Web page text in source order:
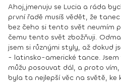
Ahoj,jmenuju se Lucia a ráda
první řadě musíš vědět, že
bez čeho si tento svět neumím
čemu tento svět zbožňuji.
jsem si různými styly, až dokud
- latinsko-americké tance. Jsem
můžu posouvat dál, a proto
byla ta nejlepší věc na světě, ke